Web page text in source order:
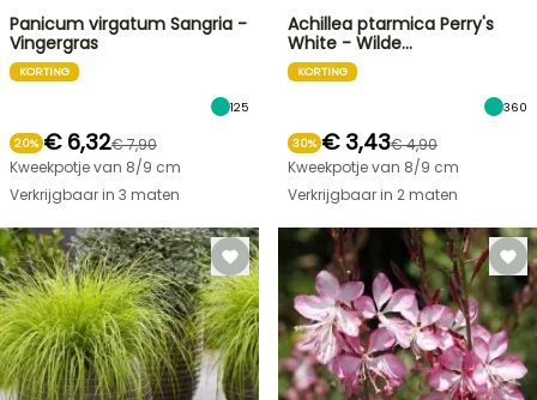
Panicum virgatum Sangria -
Vingergras
KORTING
125
20% € 6,32€ 7,90
Kweekpotje van 8/9 cm
Verkrijgbaar in 3 maten
Achillea ptarmica Perry's
White - Wilde…
KORTING
360
30% € 3,43€ 4,90
Kweekpotje van 8/9 cm
Verkrijgbaar in 2 maten